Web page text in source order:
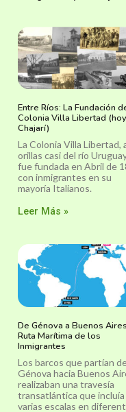
Entre Ríos: La Fundación
Colonia Villa Libertad (hoy
Chajarí)
La Colonia Villa Libertad,
orillas casi del río
fue fundada en Abril de
con inmigrantes en su
mayoría Italianos.
Leer Más »
De Génova a Buenos
Ruta Marítima de los
Inmigrantes
Los barcos que partían
Génova hacia Buenos
realizaban una travesía
transatlántica que incluía
varias escalas en